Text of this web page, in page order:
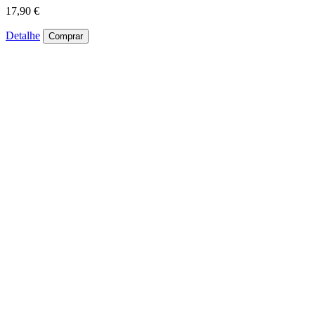
17,90 €
Detalhe Comprar